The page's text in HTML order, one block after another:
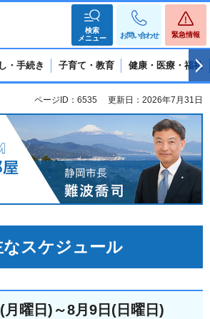
検索
メニュー
お問い合わせ 緊急情報
・手続き 子育て・教育 健康・医療・福祉
ページID：6535 更新日：2026年7月31日
スケジュール
月曜日)～8月9日(日曜日)